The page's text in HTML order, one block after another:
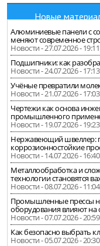
Новые
Алюминиевые панели с
меняют современное
Новости - 27.07.2026 - 19:11
Подшипники: как
Новости - 24.07.2026 - 17:13
Учёные превратили
Новости - 21.07.2026 - 17:03
Чертежи как основа
промышленного
Новости - 19.07.2026 - 19:23
Нержавеющий швеллер:
коррозионностойкие
Новости - 14.07.2026 - 16:40
Металлообработка и
технологии становятся
Новости - 08.07.2026 - 11:04
Промышленные прессы
оборудования влияют на
Новости - 07.07.2026 - 20:59
Как безопасно выбрать
Новости - 05.07.2026 - 20:30